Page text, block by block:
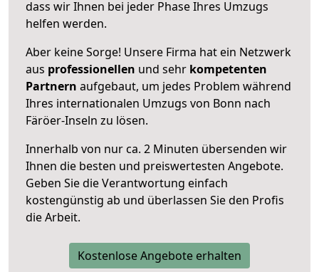
dass wir Ihnen bei jeder Phase Ihres Umzugs
helfen werden.
Aber keine Sorge! Unsere Firma hat ein Netzwerk
aus professionellen und sehr kompetenten
Partnern aufgebaut, um jedes Problem während
Ihres internationalen Umzugs von Bonn nach
Färöer-Inseln zu lösen.
Innerhalb von nur ca. 2 Minuten übersenden wir
Ihnen die besten und preiswertesten Angebote.
Geben Sie die Verantwortung einfach
kostengünstig ab und überlassen Sie den Profis
die Arbeit.
Kostenlose Angebote erhalten